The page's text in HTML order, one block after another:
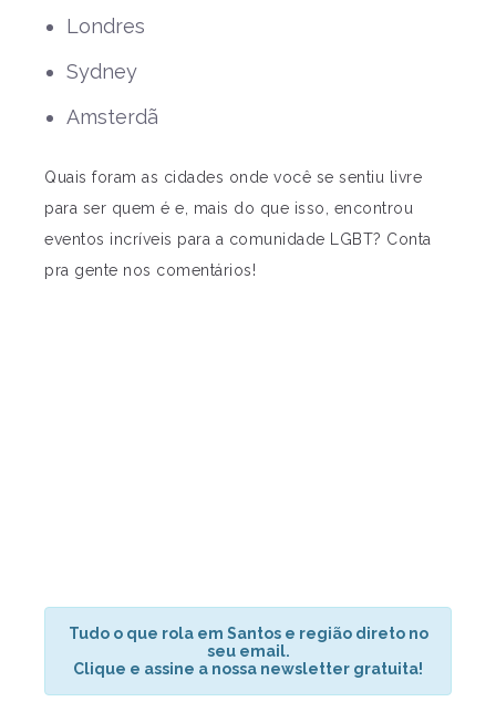
Londres
Sydney
Amsterdã
Quais foram as cidades onde você se sentiu livre
para ser quem é e, mais do que isso, encontrou
eventos incríveis para a comunidade LGBT? Conta
pra gente nos comentários!
Tudo o que rola em Santos e região direto no
seu email.
Clique e assine a nossa newsletter gratuita!